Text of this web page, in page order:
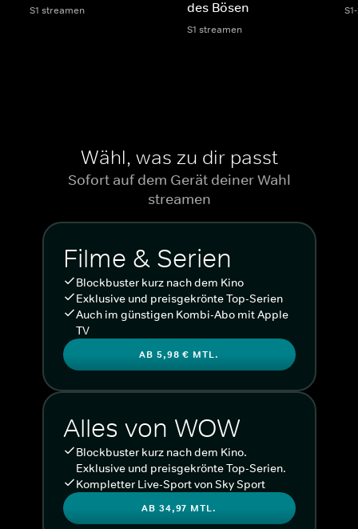
S1 streamen
des Bösen
S1 streamen
Wähl, was zu dir passt
Sofort auf dem Gerät deiner Wahl
streamen
Filme & Serien
Blockbuster kurz nach dem Kino
Exklusive und preisgekrönte Top-Serien
Auch im günstigen Kombi-Abo mit Apple
TV
AB 5,98 € MTL.
Alles von WOW
Blockbuster kurz nach dem Kino.
Exklusive und preisgekrönte Top-Serien.
Kompletter Live-Sport von Sky Sport
AB 34,97 MTL.